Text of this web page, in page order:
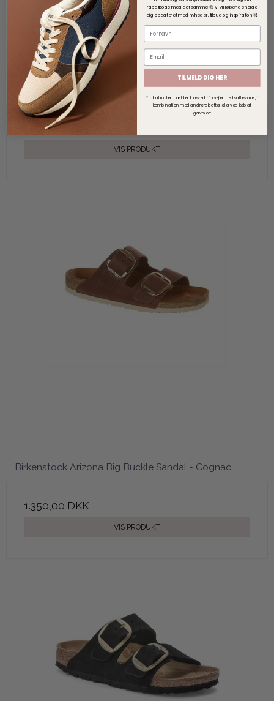
Birkenstock Gizeh Big Buckle Sandal - Cognac
1.300,00 DKK
VIS PRODUKT
Birkenstock Arizona Big Buckle Sandal - Cognac
1.350,00 DKK
VIS PRODUKT
rabatkode med det samme 😊Vi vil løbende holde
dig opdateret med nyheder, tilbud og inspiration 🥰
TILMELD DIG HER
*rabatkoden gælder ikke ved i forvejen nedsatte varer, i
kombination med andre rabatter eller ved køb af
gavekort